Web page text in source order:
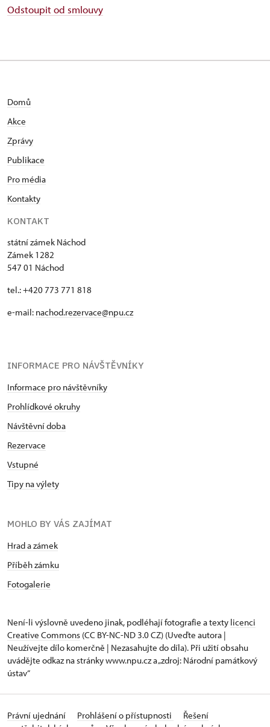
Odstoupit od smlouvy
Domů
Akce
Zprávy
Publikace
Pro média
Kontakty
KONTAKT
státní zámek Náchod
Zámek 1282
547 01 Náchod
tel.: +420 773 771 818
e-mail: nachod.rezervace@npu.cz
INFORMACE PRO NÁVŠTĚVNÍKY
Informace pro návštěvníky
Prohlídkové okruhy
Návštěvní doba
Rezervace
Vstupné
Tipy na výlety
MOHLO BY VÁS ZAJÍMAT
Hrad a zámek
Příběh zámku
Fotogalerie
Není-li výslovně uvedeno jinak, podléhají fotografie a texty licenci
Creative Commons (CC BY-NC-ND 3.0 CZ) (Uveďte autora |
Neužívejte dílo komerčně | Nezasahujte do díla). Při užití obsahu
uvádějte odkaz na stránky www.npu.cz a „zdroj: Národní památkový
ústav“
Právní ujednání Prohlášení o přístupnosti
Řešení